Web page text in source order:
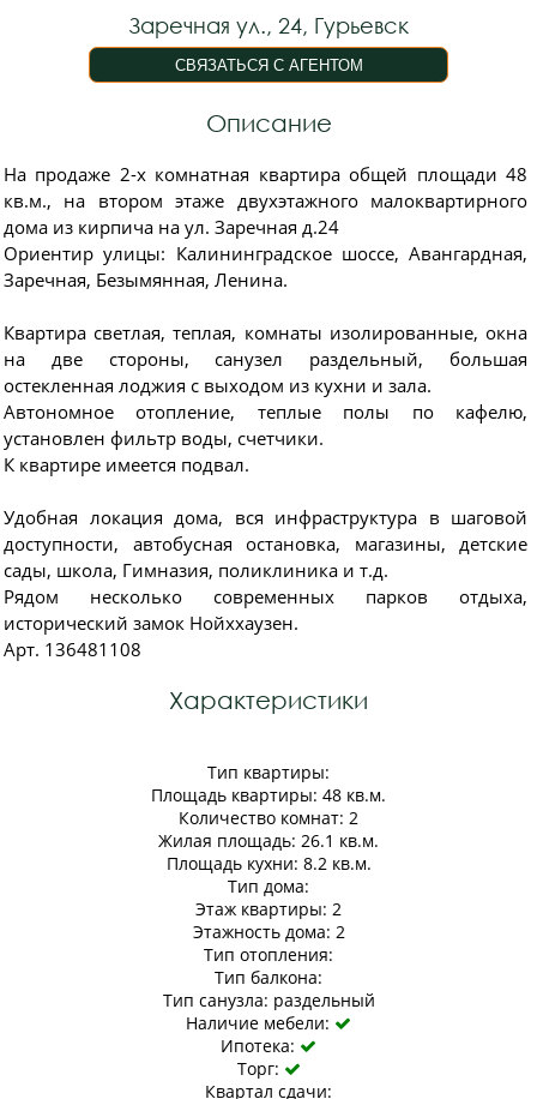
Заречная ул., 24, Гурьевск
Описание
На продаже 2-х комнатная квартира общей площади 48
кв.м., на втором этаже двухэтажного малоквартирного
дома из кирпича на ул. Заречная д.24
Ориентир улицы: Калининградское шоссе, Авангардная,
Заречная, Безымянная, Ленина.
Квартира светлая, теплая, комнаты изолированные, окна
на две стороны, санузел раздельный, большая
остекленная лоджия с выходом из кухни и зала.
Автономное отопление, теплые полы по кафелю,
установлен фильтр воды, счетчики.
К квартире имеется подвал.
Удобная локация дома, вся инфраструктура в шаговой
доступности, автобусная остановка, магазины, детские
сады, школа, Гимназия, поликлиника и т.д.
Рядом несколько современных парков отдыха,
исторический замок Нойххаузен.
Арт. 136481108
Характеристики
Тип квартиры:
Площадь квартиры: 48 кв.м.
Количество комнат: 2
Жилая площадь: 26.1 кв.м.
Площадь кухни: 8.2 кв.м.
Тип дома:
Этаж квартиры: 2
Этажность дома: 2
Тип отопления:
Тип балкона:
Тип санузла: раздельный
Наличие мебели: 
Ипотека: 
Торг: 
Квартал сдачи: